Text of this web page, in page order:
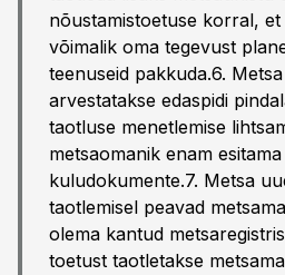
nõustamistoetuse korral,
võimalik oma tegevust
teenuseid pakkuda.6.
arvestatakse edaspidi
taotluse menetlemise
metsaomanik enam
kuludokumente.7. Metsa
taotlemisel peavad
olema kantud
toetust taotletakse